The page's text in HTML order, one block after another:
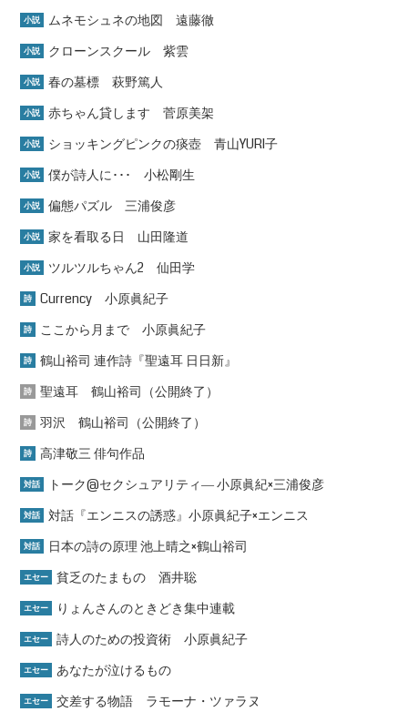
小説 ムネモシュネの地図 遠藤徹
小説 クローンスクール 紫雲
小説 春の墓標 萩野篤人
小説 赤ちゃん貸します 菅原美架
小説 ショッキングピンクの痰壺 青山YURI子
小説 僕が詩人に･･･ 小松剛生
小説 偏態パズル 三浦俊彦
小説 家を看取る日 山田隆道
小説 ツルツルちゃん2 仙田学
詩 Currency 小原眞紀子
詩 ここから月まで 小原眞紀子
詩 鶴山裕司 連作詩『聖遠耳 日日新』
詩 聖遠耳 鶴山裕司（公開終了）
詩 羽沢 鶴山裕司（公開終了）
詩 高津敬三 俳句作品
対話 トーク@セクシュアリティ― 小原眞紀×三浦俊彦
対話 対話『エンニスの誘惑』小原眞紀子×エンニス
対話 日本の詩の原理 池上晴之×鶴山裕司
エセー 貧乏のたまもの 酒井聡
エセー りょんさんのときどき集中連載
エセー 詩人のための投資術 小原眞紀子
エセー あなたが泣けるもの
エセー 交差する物語 ラモーナ・ツァラヌ